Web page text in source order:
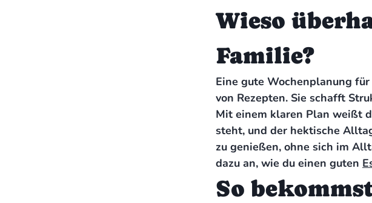
Wieso
Familie?
Eine gute Wochenplanung
von Rezepten. Sie schafft
Mit einem klaren Plan weißt
steht, und der hektische
zu genießen, ohne sich im
dazu an, wie du einen guten
So